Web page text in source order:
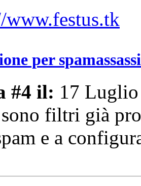
per
#4 il: 17
filtri già
e a